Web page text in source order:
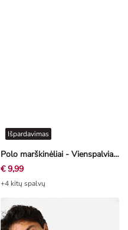
Polo marškinėliai - Vienspalviai - šviesiai mėlyna
Išpardavimas
€ 9,99
+4 kitų spalvų